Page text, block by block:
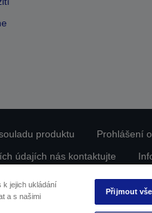
produktu Prohlášení
údajích nás kontaktujte
k jejich ukládání
a s našimi
Přijmout